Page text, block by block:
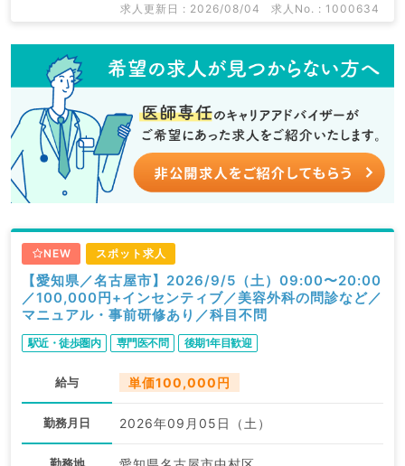
求人更新日 : 2026/08/04 求人No. : 1000634
NEW スポット求人
【愛知県／名古屋市】2026/9/5（土）09:00〜20:00
／100,000円+インセンティブ／美容外科の問診など／
マニュアル・事前研修あり／科目不問
駅近・徒歩圏内 専門医不問 後期1年目歓迎
給与 単価100,000円
勤務月日 2026年09月05日（土）